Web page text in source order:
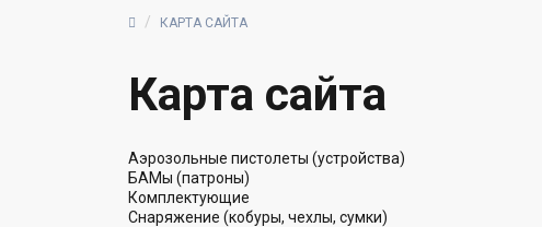
КАРТА САЙТА
Карта сайта
Аэрозольные пистолеты (устройства)
БАМы (патроны)
Комплектующие
Снаряжение (кобуры, чехлы, сумки)